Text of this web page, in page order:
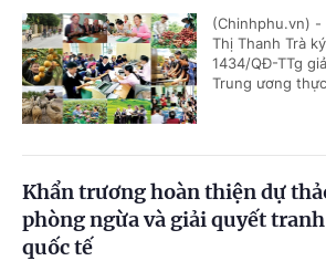
(Chinhphu.vn) -
Thị Thanh Trà
1434/QĐ-TTg
Trung ương
Khẩn trương hoàn thiện dự
phòng ngừa và giải quyết
quốc tế